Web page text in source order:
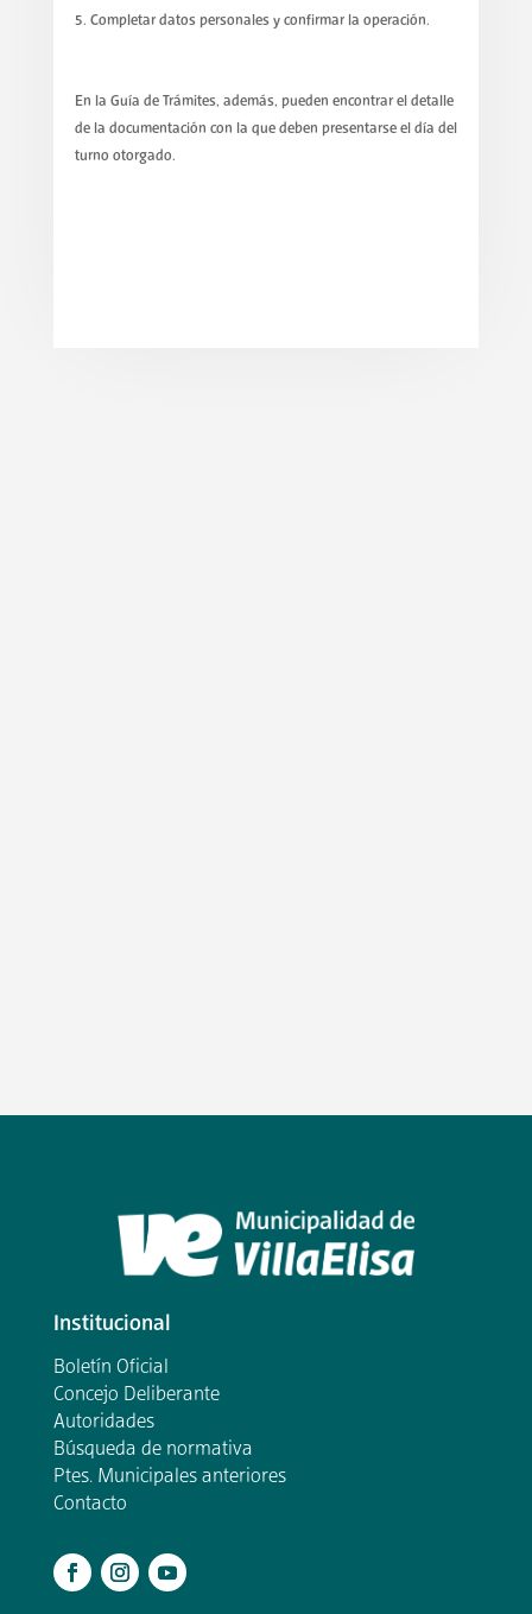
Completar datos personales y confirmar la operación.
En la Guía de Trámites, además, pueden encontrar el detalle
de la documentación con la que deben presentarse el día del
turno otorgado.
Institucional
Boletín Oficial
Concejo Deliberante
Autoridades
Búsqueda de normativa
Ptes. Municipales anteriores
Contacto